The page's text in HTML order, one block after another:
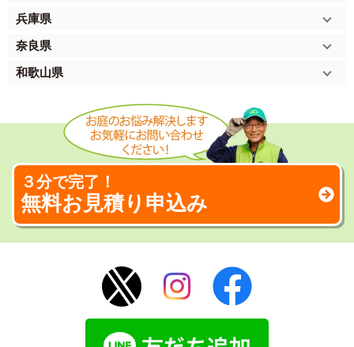
兵庫県
奈良県
和歌山県
３分で完了！
無料お見積り申込み